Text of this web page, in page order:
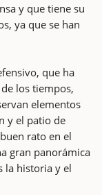
y que tiene su
ya que se han
que ha
los tiempos,
elementos
y el patio de
rato en el
gran panorámica
la historia y el